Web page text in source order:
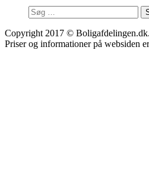
Søg
efter:
Copyright 2017 ©
Priser og informationer på websiden